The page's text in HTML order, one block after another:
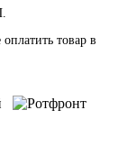
товар в